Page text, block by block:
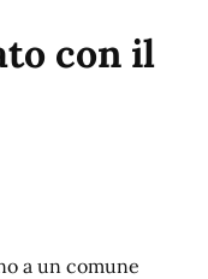
con il
a un comune